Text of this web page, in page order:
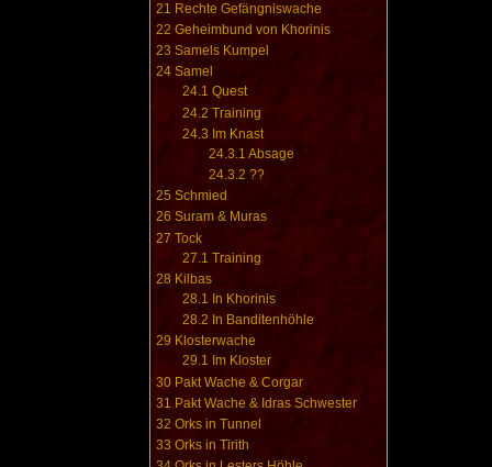
21 Rechte Gefängniswache
22 Geheimbund von Khorinis
23 Samels Kumpel
24 Samel
24.1 Quest
24.2 Training
24.3 Im Knast
24.3.1 Absage
24.3.2 ??
25 Schmied
26 Suram & Muras
27 Tock
27.1 Training
28 Kilbas
28.1 In Khorinis
28.2 In Banditenhöhle
29 Klosterwache
29.1 Im Kloster
30 Pakt Wache & Corgar
31 Pakt Wache & Idras Schwester
32 Orks in Tunnel
33 Orks in Tirith